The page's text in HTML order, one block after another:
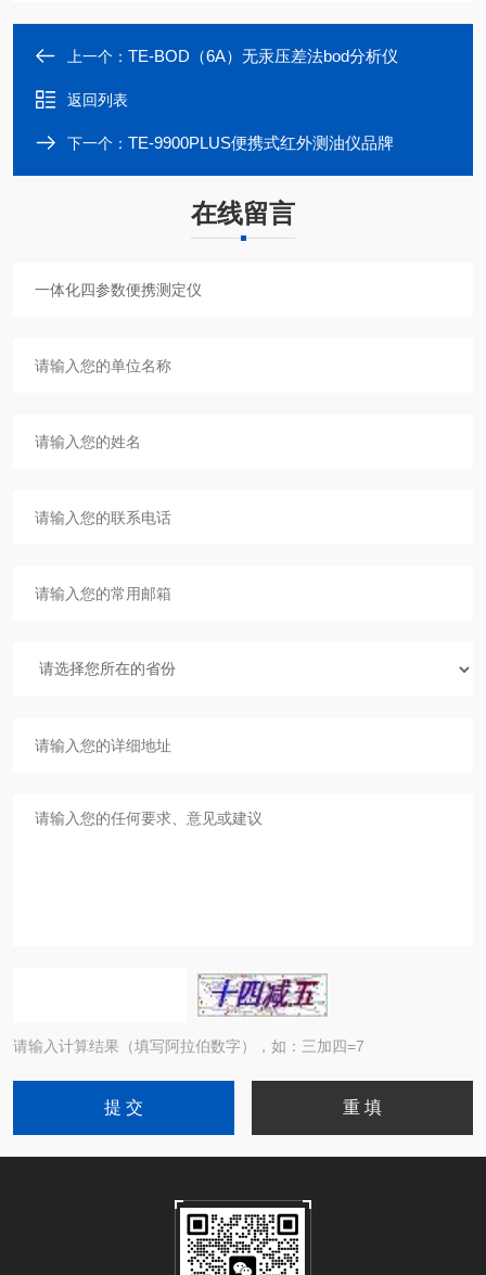
上一个： TE-BOD（6A）无汞压差法bod分析仪
返回列表
下一个： TE-9900PLUS便携式红外测油仪品牌
在线留言
请输入计算结果（填写阿拉伯数字），如：三加四=7